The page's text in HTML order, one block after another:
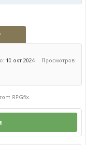
10 окт 2024
Просмотров:
RPGfix.